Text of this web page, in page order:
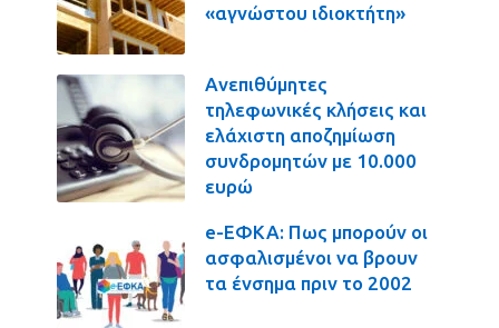
«αγνώστου ιδιοκτήτη»
Ανεπιθύμητες
τηλεφωνικές κλήσεις και
ελάχιστη αποζημίωση
συνδρομητών με 10.000
ευρώ
e-ΕΦΚΑ: Πως μπορούν οι
ασφαλισμένοι να βρουν
τα ένσημα πριν το 2002